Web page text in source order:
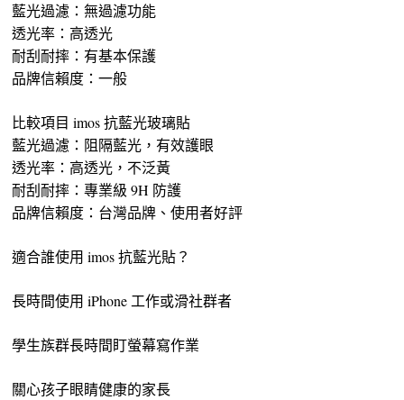
藍光過濾：無過濾功能
透光率：高透光
耐刮耐摔：有基本保護
品牌信賴度：一般
比較項目 imos 抗藍光玻璃貼
藍光過濾：阻隔藍光，有效護眼
透光率：高透光，不泛黃
耐刮耐摔：專業級 9H 防護
品牌信賴度：台灣品牌、使用者好評
適合誰使用 imos 抗藍光貼？
長時間使用 iPhone 工作或滑社群者
學生族群長時間盯螢幕寫作業
關心孩子眼睛健康的家長